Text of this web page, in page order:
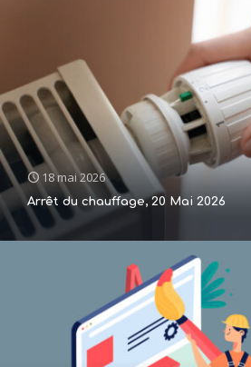
18 mai 2026
Arrêt du chauffage, 20 Mai 2026